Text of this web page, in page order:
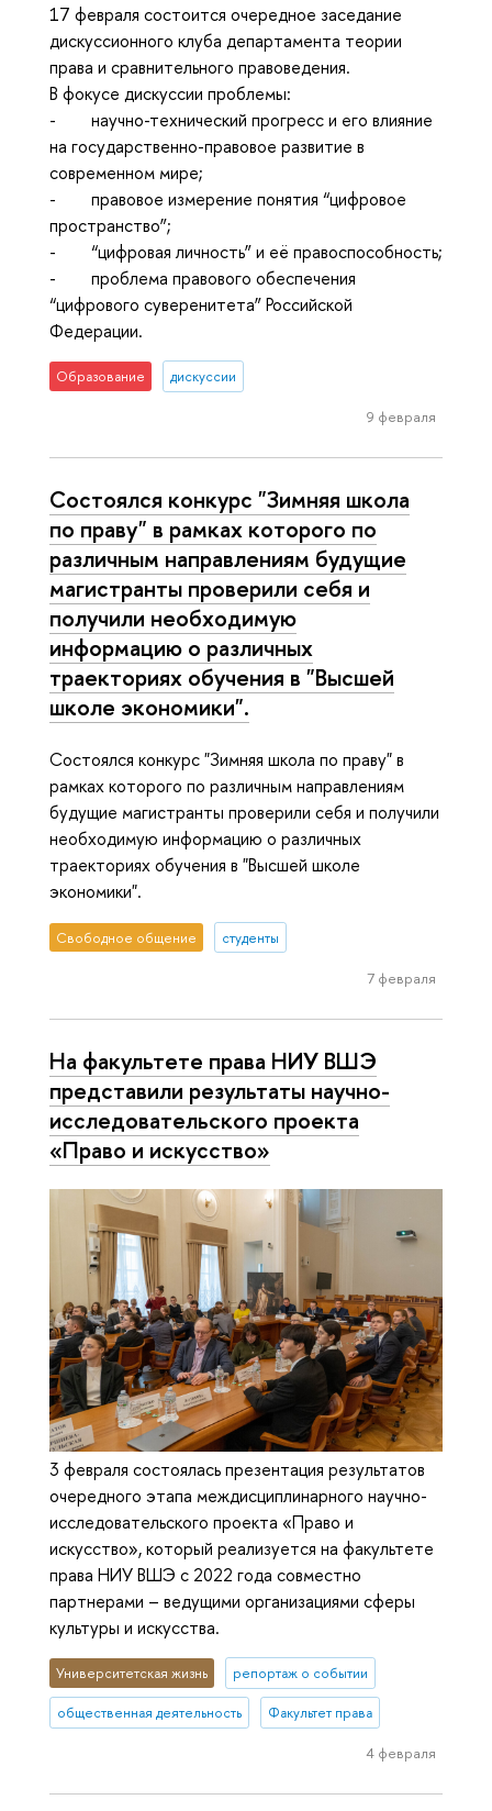
17 февраля состоится очередное заседание
дискуссионного клуба департамента теории
права и сравнительного правоведения.
В фокусе дискуссии проблемы:
- научно-технический прогресс и его влияние
на государственно-правовое развитие в
современном мире;
- правовое измерение понятия “цифровое
пространство”;
- “цифровая личность” и её правоспособность;
- проблема правового обеспечения
“цифрового суверенитета” Российской
Федерации.
Образование дискуссии
9 февраля
Состоялся конкурс "Зимняя школа
по праву" в рамках которого по
различным направлениям будущие
магистранты проверили себя и
получили необходимую
информацию о различных
траекториях обучения в "Высшей
школе экономики".
Состоялся конкурс "Зимняя школа по праву" в
рамках которого по различным направлениям
будущие магистранты проверили себя и получили
необходимую информацию о различных
траекториях обучения в "Высшей школе
экономики".
Свободное общение студенты
7 февраля
На факультете права НИУ ВШЭ
представили результаты научно-
исследовательского проекта
«Право и искусство»
3 февраля состоялась презентация результатов
очередного этапа междисциплинарного научно-
исследовательского проекта «Право и
искусство», который реализуется на факультете
права НИУ ВШЭ с 2022 года совместно
партнерами – ведущими организациями сферы
культуры и искусства.
Университетская жизнь репортаж о событии
общественная деятельность Факультет права
4 февраля